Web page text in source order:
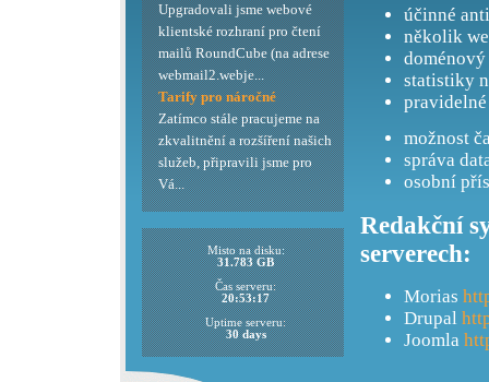
účinné
několik
doménový
statistiky
možnost
správa
osobní
Redakční
serverech:
Morias
Drupal
Joomla
Upgradovali jsme webové
klientské rozhraní pro čtení
mailů RoundCube (na adrese
webmail2.webje...
Tarify pro náročné
Zatímco stále pracujeme na
zkvalitnění a rozšíření našich
služeb, připravili jsme pro
Vá...
Misto na disku:
31.783 GB
Čas serveru:
20:53:17
Uptime serveru:
30 days